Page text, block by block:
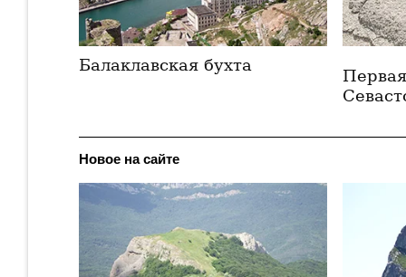
Балаклавская бухта
Новое на сайте